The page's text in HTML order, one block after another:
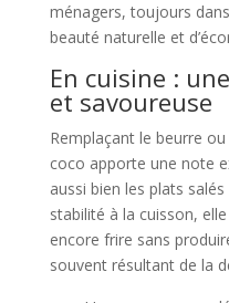
ménagers, toujours
beauté naturelle et
En cuisine :
et savoureuse
Remplaçant le beurre ou
coco apporte une note
aussi bien les plats
stabilité à la cuisson,
encore frire sans
souvent résultant de la